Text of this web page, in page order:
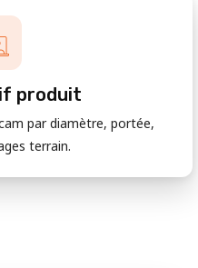
produit
par diamètre, portée,
terrain.